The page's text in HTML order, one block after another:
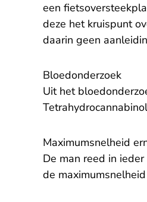
een
deze het kruispunt
daarin geen
Bloedonderzoek
Uit het
Maximumsnelheid
De man reed in
de